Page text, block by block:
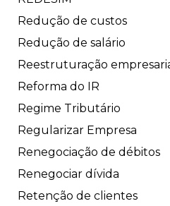
Redução de custos
Redução de salário
Reestruturação
Reforma do IR
Regime Tributário
Regularizar Empresa
Renegociação de débitos
Renegociar dívida
Retenção de clientes